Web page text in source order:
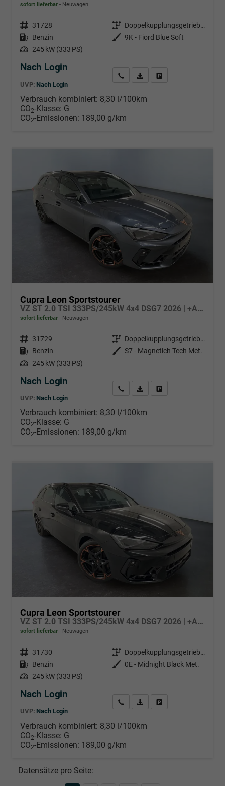
sofort lieferbar Neuwagen
Fahrzeugnr. 31728 Getriebe
Doppelkupplungsgetriebe (DSG)
Kraftstoff Benzin Außenfarbe 9K - Fiord Blue Soft
Leistung 245 kW (333 PS)
Nach Login
UVP: Nach Login
Wir rufen Sie anPDF-Datei, Fahrzeugexposé
Verbrauch kombiniert: 8,30 l/100km
CO2-Klasse: G
CO2-Emissionen: 189,00 g/km
Cupra Leon Sportstourer
VZ ST 2.0 TSI 333PS/245kW 4x4 DSG7 2026 | +AHK +NAVI +Matrix +Immersive +5J Erw. Garantie
sofort lieferbar Neuwagen
Fahrzeugnr. 31729 Getriebe
Doppelkupplungsgetriebe (DSG)
Kraftstoff Benzin Außenfarbe S7 - Magnetich Tech Met.
Leistung 245 kW (333 PS)
Nach Login
UVP: Nach Login
Wir rufen Sie anPDF-Datei, Fahrzeugexposé
Verbrauch kombiniert: 8,30 l/100km
CO2-Klasse: G
CO2-Emissionen: 189,00 g/km
Cupra Leon Sportstourer
VZ ST 2.0 TSI 333PS/245kW 4x4 DSG7 2026 | +AHK +NAVI +Matrix +Immersive +5J Erw. Garantie
sofort lieferbar Neuwagen
Fahrzeugnr. 31730 Getriebe
Doppelkupplungsgetriebe (DSG)
Kraftstoff Benzin Außenfarbe
0E - Midnight Black Met.
Leistung 245 kW (333 PS)
Nach Login
UVP: Nach Login
Wir rufen Sie anPDF-Datei, Fahrzeugexposé
Verbrauch kombiniert: 8,30 l/100km
CO2-Klasse: G
CO2-Emissionen: 189,00 g/km
Datensätze pro Seite: